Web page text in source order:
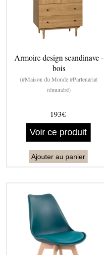
Armoire design scandinave -
bois
(#Maison du Monde #Partenariat
rémunéré)
193€
Voir ce produit
Ajouter au panier